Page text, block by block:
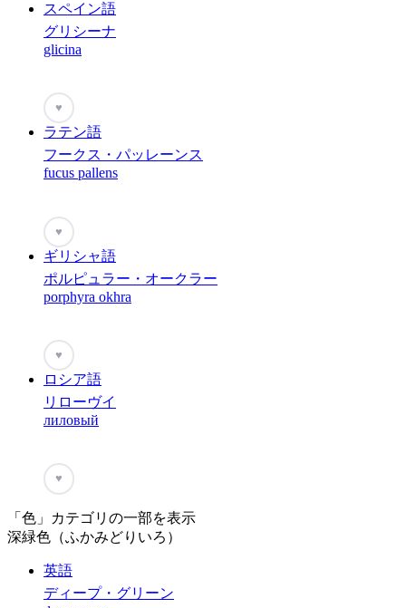
スペイン語
グリシーナ
glicina
♥
ラテン語
フークス・パッレーンス
fucus pallens
♥
ギリシャ語
ポルピュラー・オークラー
porphyra okhra
♥
ロシア語
リローヴイ
лиловый
♥
「色」カテゴリの一部を表示
深緑色（ふかみどりいろ）
英語
ディープ・グリーン